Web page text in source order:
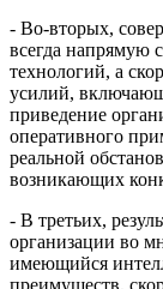
- Во-вторых,
всегда напрямую
технологий, а
усилий,
приведение
оперативного
реальной
возникающих
- В третьих,
организации во
имеющийся
преимуществ,